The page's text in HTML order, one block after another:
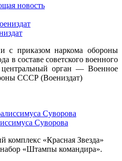
новость
с приказом наркома обороны
в составе советского военного
орган — Военное
СССР (Воениздат)
Суворова
комплекс «Красная Звезда»
«Штампы командира».